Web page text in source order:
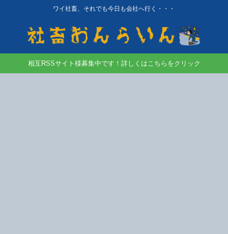
ワイ社畜、それでも今日も会社へ行く・・・
相互RSSサイト様募集中です！詳しくはこちらをクリック